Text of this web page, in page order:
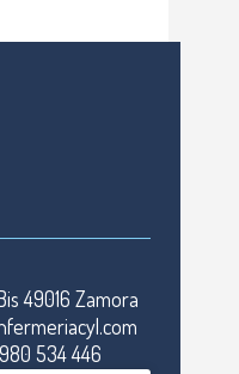
49016 Zamora
534 446